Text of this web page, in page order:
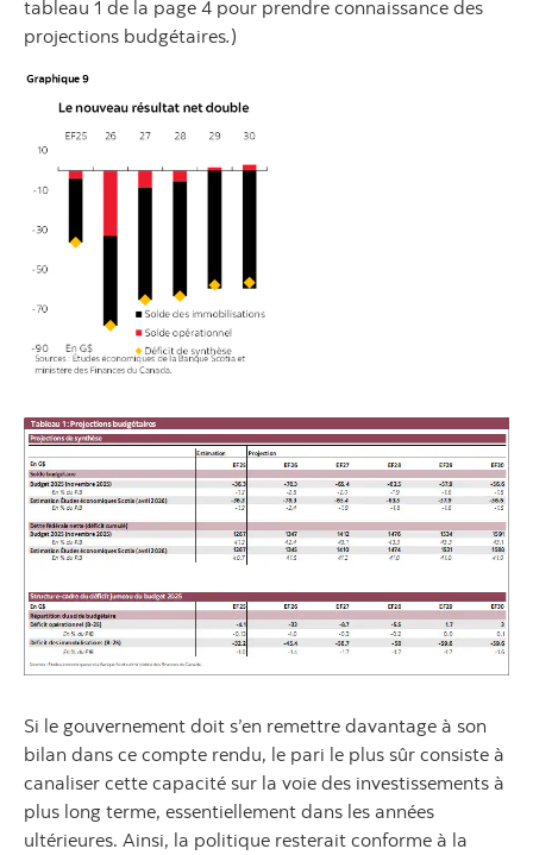
tableau 1 de la page 4 pour prendre connaissance des
projections budgétaires.)
Si le gouvernement doit s’en remettre davantage à son
bilan dans ce compte rendu, le pari le plus sûr consiste à
canaliser cette capacité sur la voie des investissements à
plus long terme, essentiellement dans les années
ultérieures. Ainsi, la politique resterait conforme à la